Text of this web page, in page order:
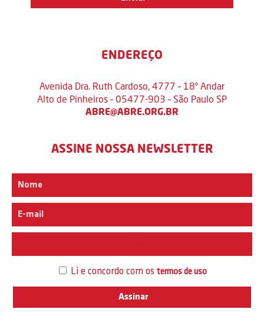
ENDEREÇO
Avenida Dra. Ruth Cardoso, 4777 – 18º Andar
Alto de Pinheiros – 05477-903 – São Paulo SP
ABRE@ABRE.ORG.BR
ASSINE NOSSA NEWSLETTER
Li e concordo com os termos de uso